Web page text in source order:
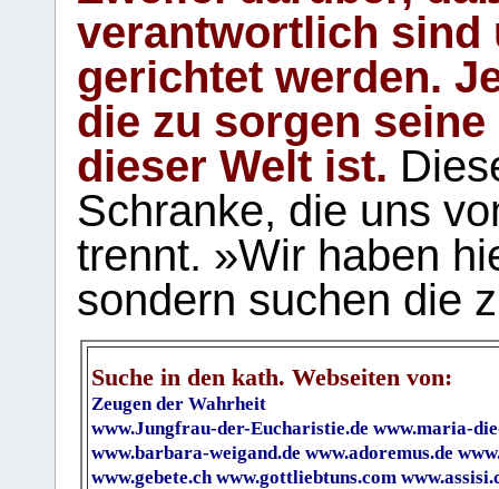
verantwortlich sind
gerichtet werden.
die zu sorgen
dieser Welt ist.
Schranke, die uns
trennt. »Wir haben
sondern suchen die
Suche in den kath. Webseiten von:
Zeugen der Wahrheit
www.Jungfrau-der-Eucharistie.de www.maria-
www.barbara-weigand.de www.adoremus.de
www.gebete.ch www.gottliebtuns.com